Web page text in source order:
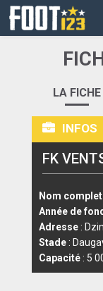
CM
LIGUE DES
PALMARÈS
LES DIRECTS
LIGUE 1
LIGUE 2
LA FICHE
INFOS
FK
Nom complet
Année de
Adresse :
Stade :
Capacité : 5